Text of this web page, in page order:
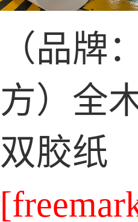
（品牌
方）全
双胶纸